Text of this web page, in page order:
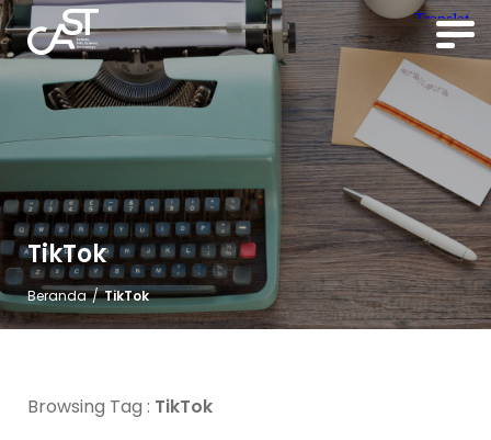
TikTok
Beranda / TikTok
Browsing Tag : TikTok